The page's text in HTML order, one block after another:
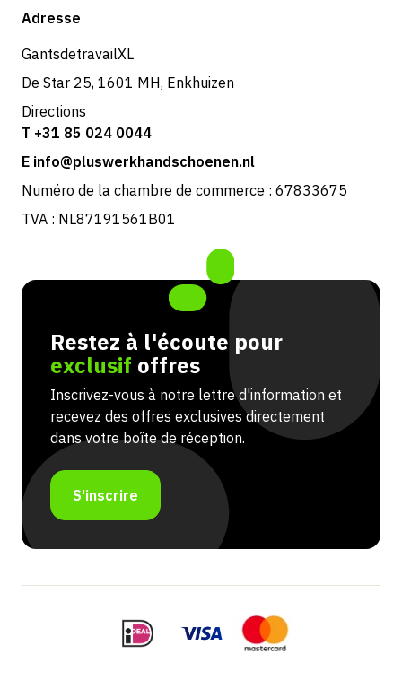
Retours et service
Boutique
Adresse
GantsdetravailXL
De Star 25, 1601 MH, Enkhuizen
Directions
T +31 85 024 0044
E info@pluswerkhandschoenen.nl
Numéro de la chambre de commerce : 67833675
TVA : NL87191561B01
Restez à l'écoute pour
exclusif offres
Inscrivez-vous à notre lettre d'information et
recevez des offres exclusives directement
dans votre boîte de réception.
S'inscrire